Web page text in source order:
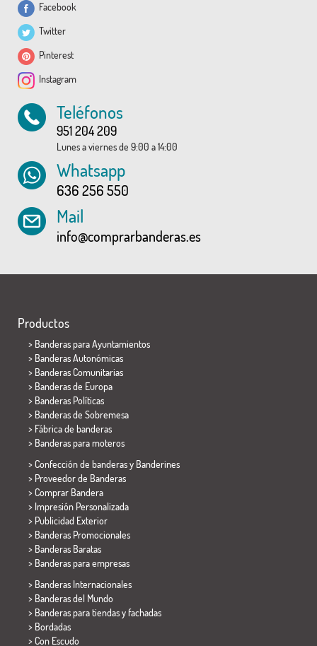
Facebook
Twitter
Pinterest
Instagram
Teléfonos
951 204 209
Lunes a viernes de 9:00 a 14:00
Whatsapp
636 256 550
Mail
info@comprarbanderas.es
Productos
> Banderas para Ayuntamientos
> Banderas Autonómicas
> Banderas Comunitarias
> Banderas de Europa
> Banderas Políticas
> Banderas de Sobremesa
> Fábrica de banderas
> Banderas para moteros
> Confección de banderas y Banderines
> Proveedor de Banderas
> Comprar Bandera
> Impresión Personalizada
> Publicidad Exterior
> Banderas Promocionales
> Banderas Baratas
> Banderas para empresas
> Banderas Internacionales
> Banderas del Mundo
> Banderas para tiendas y fachadas
> Bordadas
> Con Escudo